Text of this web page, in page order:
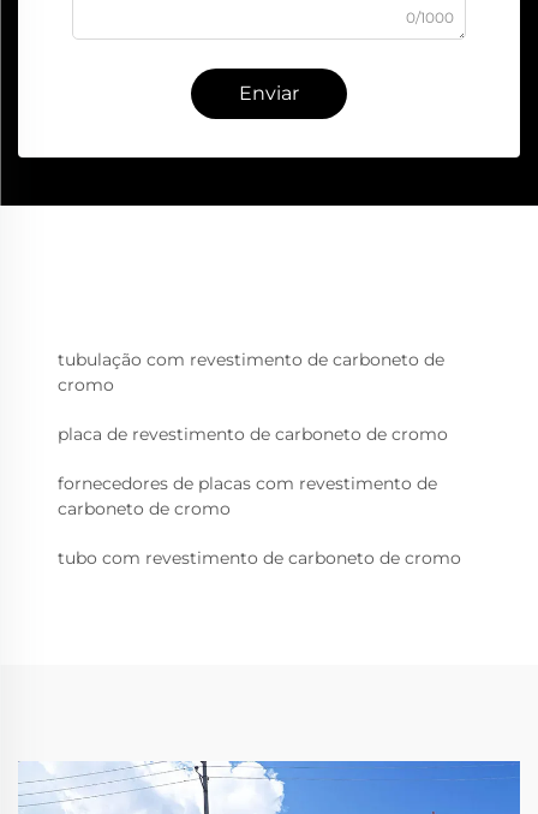
0/1000
Enviar
tubulação com revestimento de carboneto de
cromo
placa de revestimento de carboneto de cromo
fornecedores de placas com revestimento de
carboneto de cromo
tubo com revestimento de carboneto de cromo